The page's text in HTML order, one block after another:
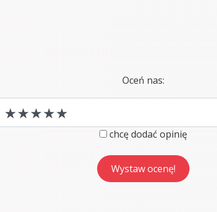
Oceń nas:
chcę dodać opinię